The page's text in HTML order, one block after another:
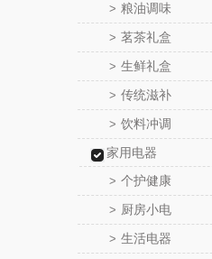
> 粮油调味
> 茗茶礼盒
> 生鲜礼盒
> 传统滋补
> 饮料冲调
家用电器
> 个护健康
> 厨房小电
> 生活电器